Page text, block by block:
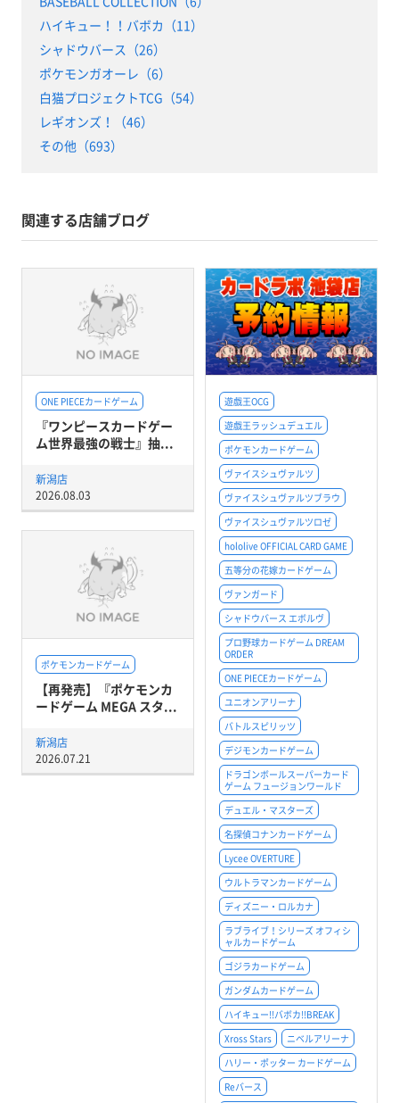
ハイキュー！！バボカ（11）
シャドウバース（26）
ポケモンガオーレ（6）
白猫プロジェクトTCG（54）
レギオンズ！（46）
その他（693）
関連する店舗ブログ
ONE PIECEカードゲーム
『ワンピースカードゲー
ム世界最強の戦士』抽...
新潟店
2026.08.03
遊戯王OCG
遊戯王ラッシュデュエル
ポケモンカードゲーム
ヴァイスシュヴァルツ
ヴァイスシュヴァルツブラウ
ヴァイスシュヴァルツロゼ
hololive OFFICIAL CARD GAME
五等分の花嫁カードゲーム
ヴァンガード
シャドウバース エボルヴ
プロ野球カードゲーム DREAM
ORDER
ONE PIECEカードゲーム
ユニオンアリーナ
バトルスピリッツ
デジモンカードゲーム
ドラゴンボールスーパーカード
ゲーム フュージョンワールド
デュエル・マスターズ
名探偵コナンカードゲーム
Lycee OVERTURE
ウルトラマンカードゲーム
ディズニー・ロルカナ
ラブライブ！シリーズ オフィシ
ャルカードゲーム
ゴジラカードゲーム
ガンダムカードゲーム
ハイキュー!!バボカ!!BREAK
Xross Stars
ニベルアリーナ
ハリー・ポッター カードゲーム
Reバース
ポケモンカードゲーム
【再発売】『ポケモンカ
ードゲーム MEGA スタ...
新潟店
2026.07.21